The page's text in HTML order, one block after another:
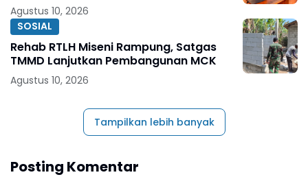
Agustus 10, 2026
SOSIAL
Rehab RTLH Miseni Rampung, Satgas
TMMD Lanjutkan Pembangunan MCK
Agustus 10, 2026
Tampilkan lebih banyak
Posting Komentar